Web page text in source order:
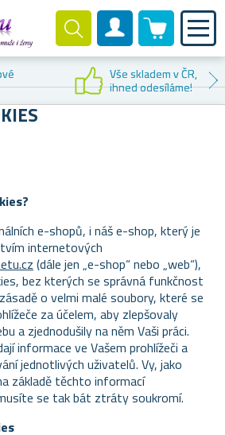
Zákaznický účet
0 produktů
Vše skladem v ČR,
ihned odesíláme!
e-shopů, i náš e-shop, který je
internetových
(dále jen „e-shop“ nebo „web“),
bez kterých se správná funkčnost
o velmi malé soubory, které se
za účelem, aby zlepšovaly
a zjednodušily na něm Vaši práci.
informace ve Vašem prohlížeči a
jednotlivých uživatelů. Vy, jako
základě těchto informací
se tak bát ztráty soukromí.